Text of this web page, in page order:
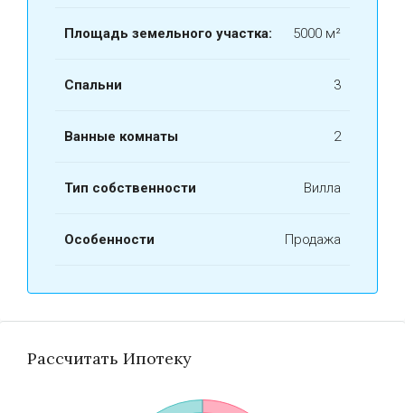
Площадь земельного участка: 5000 м²
Спальни 3
Ванные комнаты 2
Тип собственности Вилла
Особенности Продажа
Рассчитать Ипотеку